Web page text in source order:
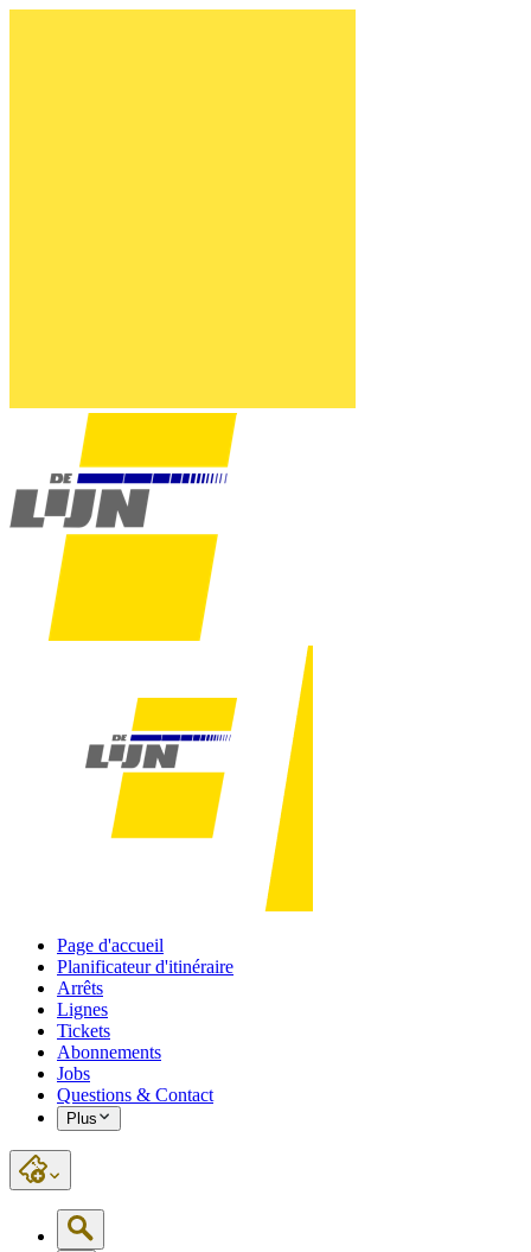
Page d'accueil
Planificateur d'itinéraire
Arrêts
Lignes
Tickets
Abonnements
Jobs
Questions & Contact
Plus